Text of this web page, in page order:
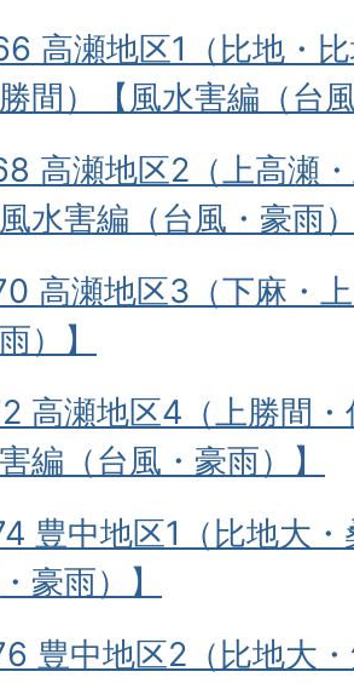
高瀬地区1（比地・
間）【風水害編（台
高瀬地区2（上高瀬
水害編（台風・豪雨
高瀬地区3（下麻・
）】
高瀬地区4（上勝間
害編（台風・豪雨）】
豊中地区1（比地大
豪雨）】
豊中地区2（比地大